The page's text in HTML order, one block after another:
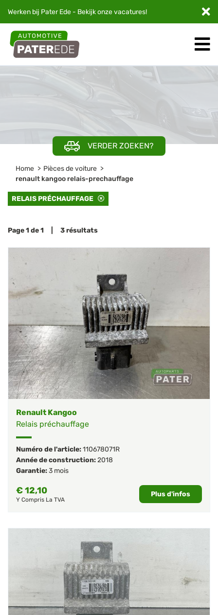
Werken bij Pater Ede - Bekijk onzevacatures!
VERDER ZOEKEN?
Home
Pièces de voiture
renault kangoo relais-prechauffage
RELAIS PRÉCHAUFFAGE
Page 1 de 1 | 3 résultats
Renault Kangoo
Relais préchauffage
Numéro de l'article:110678071R
Année de construction:2018
Garantie:3 mois
€12,10
Y Compris La TVA
Plus d'infos